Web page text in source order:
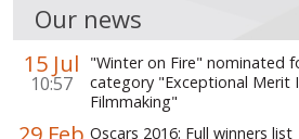
Our news
15 Jul
10:57
"Winter on Fire" nominated
category "Exceptional Merit
Filmmaking"
Oscars 2016: Full winners list